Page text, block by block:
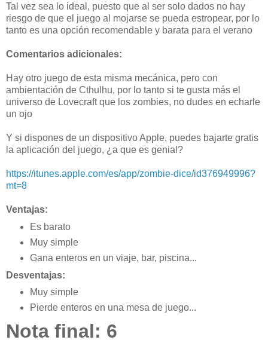
Tal vez sea lo ideal, puesto que al ser solo dados no hay
riesgo de que el juego al mojarse se pueda estropear, por lo
tanto es una opción recomendable y barata para el verano
Comentarios adicionales:
Hay otro juego de esta misma mecánica, pero con
ambientación de Cthulhu, por lo tanto si te gusta más el
universo de Lovecraft que los zombies, no dudes en echarle
un ojo
Y si dispones de un dispositivo Apple, puedes bajarte gratis
la aplicación del juego, ¿a que es genial?
https://itunes.apple.com/es/app/zombie-dice/id376949996?
mt=8
Ventajas:
Es barato
Muy simple
Gana enteros en un viaje, bar, piscina...
Desventajas:
Muy simple
Pierde enteros en una mesa de juego...
Nota final: 6